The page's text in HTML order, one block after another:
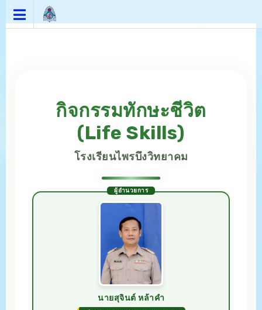
Skip
กิจกรรมทักษะชีวิต
(Life Skills)
โรงเรียนไพรบึงวิทยาคม
ผู้อำนวยการ
นายสุจินต์ หล้าคำ